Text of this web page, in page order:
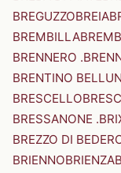
BREGUZZOBREIA
BREMBILLA
BRENNERO
BRENTINO
BRESCELLO
BRESSANONE
BREZZO DI
BRIENNOBRIENZA